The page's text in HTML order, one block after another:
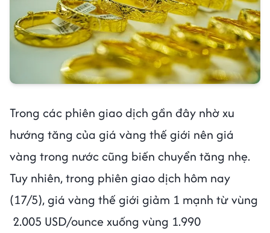
Trong các phiên giao dịch gần đây nhờ xu
hướng tăng của giá vàng thế giới nên giá
vàng trong nước cũng biến chuyển tăng nhẹ.
Tuy nhiên, trong phiên giao dịch hôm nay
(17/5), giá vàng thế giới giảm 1 mạnh từ vùng
2.005 USD/ounce xuống vùng 1.990